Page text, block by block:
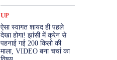
UP
ऐसा स्वागत शायद ही पहले
देखा होगा! झांसी में क्रेन से
पहनाई गई 200 किलो की
माला, VIDEO बना चर्चा का